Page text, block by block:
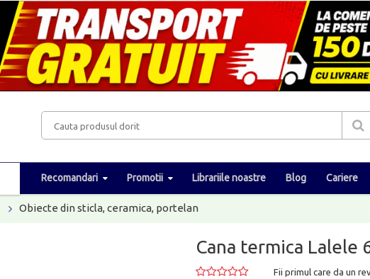
Recomandari Promotii Librariile noastre Blog Cariere
Obiecte din sticla, ceramica, portelan
Cana termica Lalele
Fii primul care da un